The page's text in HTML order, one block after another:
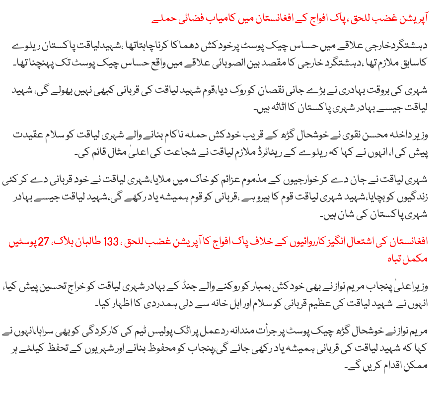
آپریشن غضب للحق ، پاک افواج کے افغانستان میں کامیاب فضائی حملے
دہشتگردخارجی علاقے میں حساس چیک پوسٹ پرخودکش دھماکا کرناچاہتاتھا ،شہیدلیاقت پاکستان ریلوے
کاسابق ملازم تھا ،دہشتگرد خارجی کا مقصد بین الصوبائی علاقے میں واقع حساس چیک پوسٹ تک پہنچنا تھا۔
شہری کی بروقت بہادری نے بڑے جانی نقصان کو روک دیا،قوم شہید لیاقت کی قربانی کبھی نہیں بھولے گی، شہید
لیاقت جیسے بہادر شہری پاکستان کا اثاثہ ہیں۔
وزیر داخلہ محسن نقوی نے خوشحال گڑھ کے قریب خودکش حملہ ناکام بنانے والے شہری لیاقت کو سلام عقیدت
پیش کی ا، انہوں نے کہا کہ ریلوے کے ریٹائرڈ ملازم لیاقت نے شجاعت کی اعلیٰ مثال قائم کی۔
شہری لیاقت نے جان دے کر خوارجیوں کے مذموم عزائم کو خاک میں ملایا،شہری لیاقت نے خود قربانی دے کر کئی
زندگیوں کو بچایا،شہید شہری لیاقت قوم کا ہیرو ہے ،قربانی کو قوم ہمیشہ یاد رکھے گی،شہید لیاقت جیسے بہادر
شہری پاکستان کی شان ہیں۔
افغانستان کی اشتعال انگیز کارروائیوں کے خلاف پاک افواج کا آپریشن غضب للحق ، 133 طالبان ہلاک، 27 پوسٹیں
مکمل تباہ
وزیراعلیٰ پنجاب مریم نواز نے بھی خودکش بمبار کو روکنے والے جنڈ کے بہادر شہری لیاقت کو خراج تحسین پیش کیا،
انہوں نے شہید لیاقت کی عظیم قربانی کو سلام اور اہل خانہ سے دلی ہمدردی کا اظہار کیا۔
مریم نواز نے خوشحال گڑھ چیک پوسٹ پر جرأت مندانہ ردعمل پر اٹک پولیس ٹیم کی کارکردگی کو بھی سراہا،انہوں نے
کہا کہ شہید لیاقت کی قربانی ہمیشہ یاد رکھی جائے گی،پنجاب کو محفوظ بنانے اور شہریوں کے تحفظ کیلئے ہر
ممکن اقدام کریں گے۔